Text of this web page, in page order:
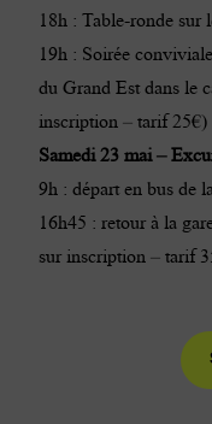
18h : Table-ronde sur
19h : Soirée
du Grand Est dans le
inscription– tarif 25€)
Samedi 23 mai –
9h : départ en bus de
16h45 : retour à la
sur inscription– tarif